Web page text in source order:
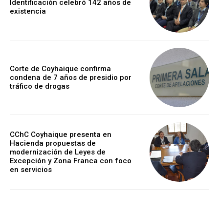
Identificación celebró 142 años de
existencia
Corte de Coyhaique confirma
condena de 7 años de presidio por
tráfico de drogas
CChC Coyhaique presenta en
Hacienda propuestas de
modernización de Leyes de
Excepción y Zona Franca con foco
en servicios